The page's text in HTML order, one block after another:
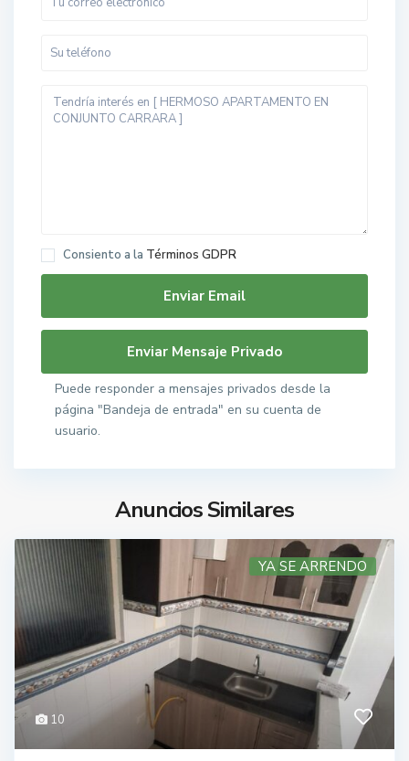
Consiento a la Términos GDPR
Puede responder a mensajes privados desde la
página "Bandeja de entrada" en su cuenta de
usuario.
Anuncios Similares
10
YA SE ARRENDO